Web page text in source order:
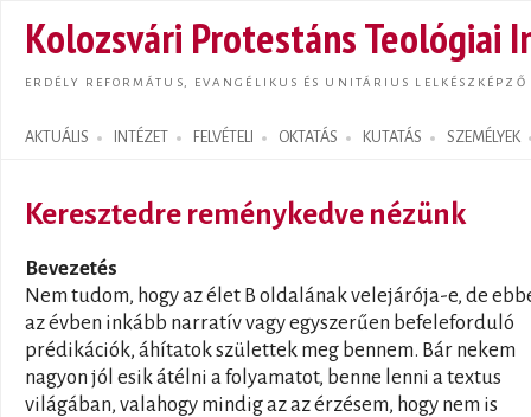
Kolozsvári Protestáns Teológiai
ERDÉLY REFORMÁTUS, EVANGÉLIKUS ÉS UNITÁRIUS LELKÉSZKÉPZŐ
AKTUÁLIS INTÉZET FELVÉTELI OKTATÁS KUTATÁS SZEMÉLYEK
Search form
Keresztedre reménykedve nézünk
Bevezetés
Nem tudom, hogy az élet B oldalának velejárója-e, de
az évben inkább narratív vagy egyszerűen befeleforduló
prédikációk, áhítatok születtek meg bennem. Bár nekem
nagyon jól esik átélni a folyamatot, benne lenni a textus
világában, valahogy mindig az az érzésem, hogy nem is